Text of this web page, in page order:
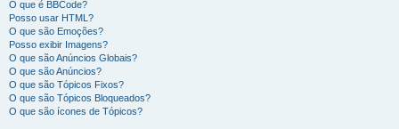
O que é BBCode?
Posso usar HTML?
O que são Emoções?
Posso exibir Imagens?
O que são Anúncios Globais?
O que são Anúncios?
O que são Tópicos Fixos?
O que são Tópicos Bloqueados?
O que são ícones de Tópicos?